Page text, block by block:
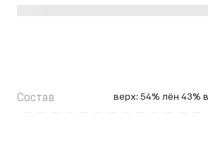
Состав верх: 54% лён 43%